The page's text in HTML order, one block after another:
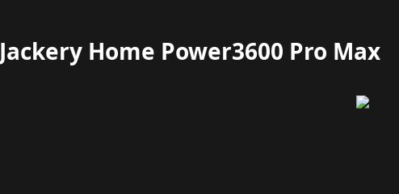
Jackery Home Power3600 Pro Max